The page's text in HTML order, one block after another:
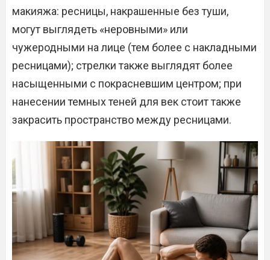
макияжа: ресницы, накрашенные без туши,
могут выглядеть «неровными» или
чужеродными на лице (тем более с накладными
ресницами); стрелки также выглядят более
насыщенными с покрасневшим центром; при
нанесении темных теней для век стоит также
закрасить пространство между ресницами.